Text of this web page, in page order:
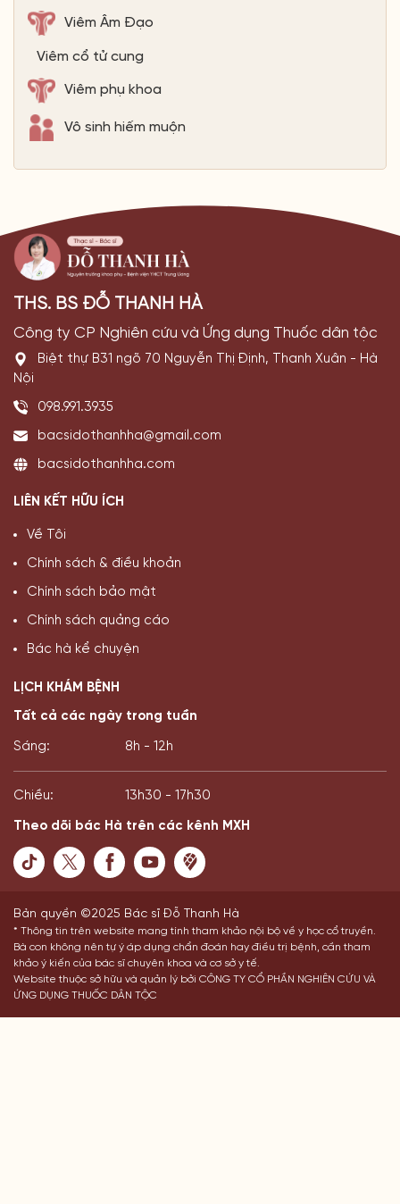
Viêm Âm Đạo
Viêm cổ tử cung
Viêm phụ khoa
Vô sinh hiếm muộn
THS. BS ĐỖ THANH HÀ
Công ty CP Nghiên cứu và Ứng dụng Thuốc dân tộc
Biệt thự B31 ngõ 70 Nguyễn Thị Định, Thanh Xuân - Hà
Nội
098.991.3935
bacsidothanhha@gmail.com
bacsidothanhha.com
LIÊN KẾT HỮU ÍCH
Về Tôi
Chính sách & điều khoản
Chính sách bảo mật
Chính sách quảng cáo
Bác hà kể chuyện
LỊCH KHÁM BỆNH
Tất cả các ngày trong tuần
Sáng: 8h - 12h
Chiều: 13h30 - 17h30
Theo dõi bác Hà trên các kênh MXH
Bản quyền ©2025 Bác sĩ Đỗ Thanh Hà
* Thông tin trên website mang tính tham khảo nội bộ về y học cổ truyền.
Bà con không nên tự ý áp dụng chẩn đoán hay điều trị bệnh, cần tham
khảo ý kiến của bác sĩ chuyên khoa và cơ sở y tế.
Website thuộc sở hữu và quản lý bởi CÔNG TY CỔ PHẦN NGHIÊN CỨU VÀ
ỨNG DỤNG THUỐC DÂN TỘC